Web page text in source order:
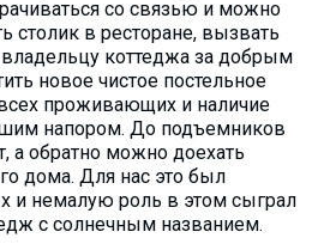
со связью и можно
столик в ресторане, вызвать
владельцу коттеджа за добрым
новое чистое постельное
проживающих и наличие
напором. До подъемников
а обратно можно доехать
дома. Для нас это был
и немалую роль в этом сыграл
с солнечным названием.